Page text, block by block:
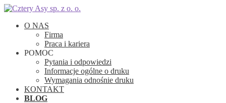
Przejdź
nawigacji
Przejdź
treści
O NAS
Firma
Praca i kariera
POMOC
Pytania i odpowiedzi
Informacje ogólne o druku
Wymagania odnośnie druku
KONTAKT
BLOG